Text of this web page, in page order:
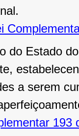
do Estado
a serem
193